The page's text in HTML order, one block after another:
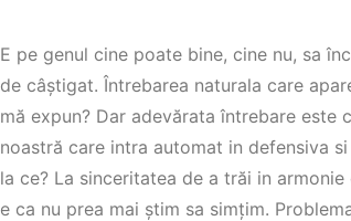
E pe genul cine poate bine, cine nu, sa
de câștigat. Întrebarea naturala care
mă expun? Dar adevărata întrebare este
noastră care intra automat in defensiva
la ce? La sinceritatea de a trăi in
e ca nu prea mai știm sa simțim.